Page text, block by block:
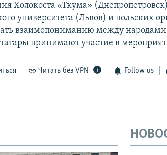
Холокоста «Ткума»
университета (Львов) и польских
взаимопониманию между
принимают участие в
Читать без VPN Follow us